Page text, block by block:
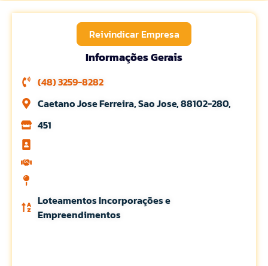
Reivindicar Empresa
Informações Gerais
(48) 3259-8282
Caetano Jose Ferreira, Sao Jose, 88102-280,
451
Loteamentos Incorporações e
Empreendimentos